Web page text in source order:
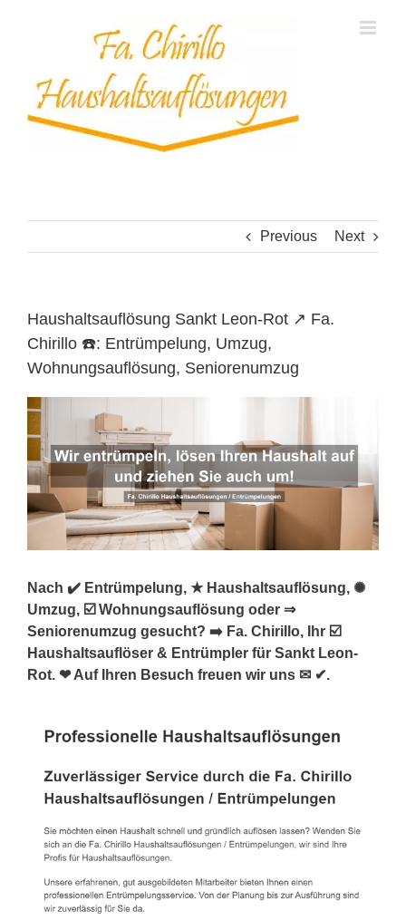
Previous Next
Haushaltsauflösung Sankt Leon-Rot ↗️ Fa.
Chirillo ☎️: Entrümpelung, Umzug,
Wohnungsauflösung, Seniorenumzug
Nach ✔️ Entrümpelung, ★ Haushaltsauflösung, ✺
Umzug, ☑️ Wohnungsauflösung oder ⇒
Seniorenumzug gesucht? ➡️ Fa. Chirillo, Ihr ☑️
Haushaltsauflöser & Entrümpler für Sankt Leon-
Rot. ❤ Auf Ihren Besuch freuen wir uns ✉ ✔.